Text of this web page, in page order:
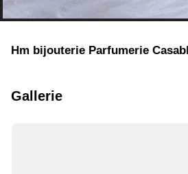
Hm bijouterie Parfumerie
Gallerie